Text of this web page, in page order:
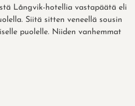
Långvik-hotellia vastapäätä eli
Siitä sitten veneellä sousin
puolelle. Niiden vanhemmat